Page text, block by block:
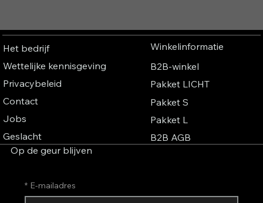
Het bedrijf
Wettelijke kennisgeving
Privacybeleid
Contact
Jobs
Geslacht
Winkelinformatie
B2B-winkel
Pakket LICHT
Pakket S
Pakket L
B2B AGB
Op de geur blijven
* E-mailadres